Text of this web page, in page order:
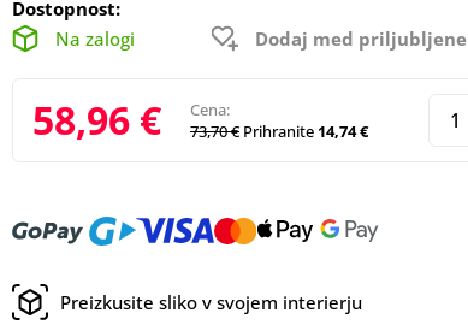
Dostopnost:
Na zalogi
Dodaj med priljubljene
58,96 €
Cena:
73,70 € Prihranite 14,74 €
Preizkusite sliko v svojem interierju